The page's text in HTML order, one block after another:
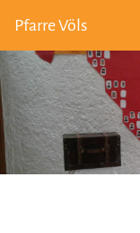
Pfarre Völs